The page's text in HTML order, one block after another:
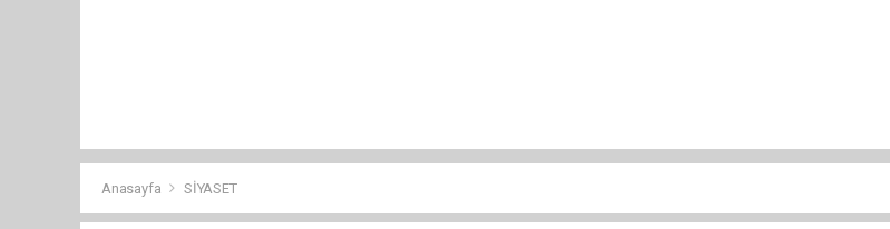
Anasayfa SİYASET